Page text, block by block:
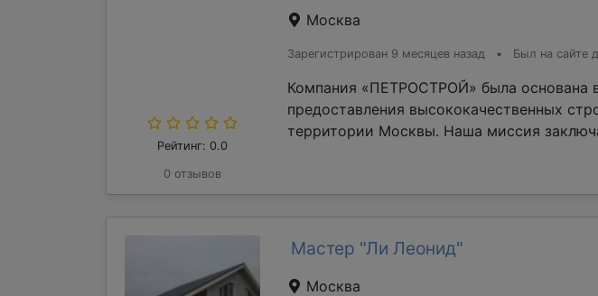
Рейтинг: 0.0
0 отзывов
Москва
Зарегистрирован 9 месяцев назад • Был на сайте
Компания «ПЕТРОСТРОЙ» была основана
предоставления высококачественных
территории Москвы. Наша миссия
Мастер "Ли Леонид"
Москва